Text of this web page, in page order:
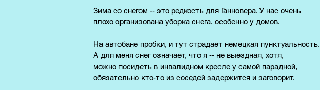
Зима со снегом -- это редкость для Ганновера. У нас очень
плохо организована уборка снега, особенно у домов.
На автобане пробки, и тут страдает немецкая пунктуальность.
А для меня снег означает, что я -- не выездная, хотя,
можно посидеть в инвалидном кресле у самой парадной,
обязательно кто-то из соседей задержится и заговорит.